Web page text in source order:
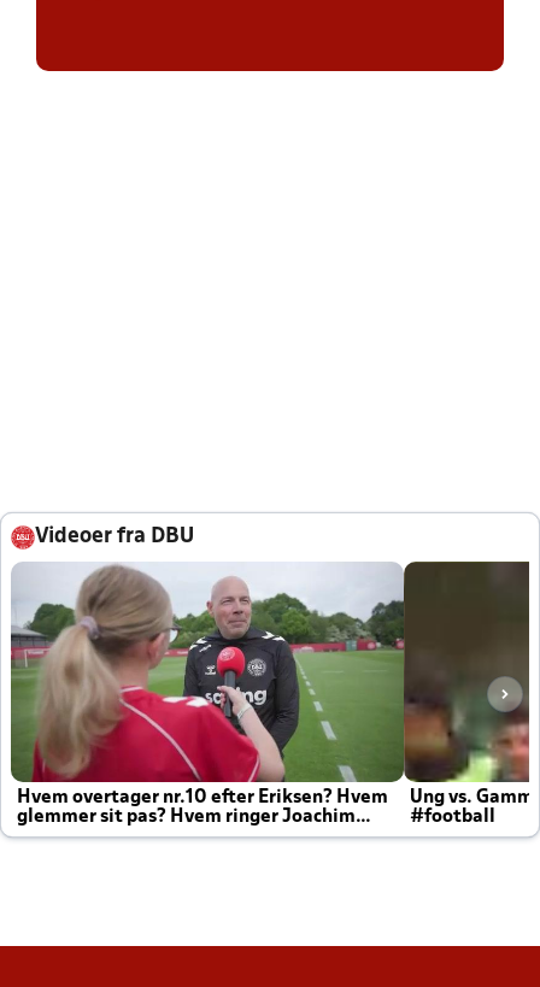
Videoer fra DBU
Hvem overtager nr.10 efter Eriksen? Hvem
glemmer sit pas? Hvem ringer Joachim
altid til efter kampe?
Ung vs.
#football